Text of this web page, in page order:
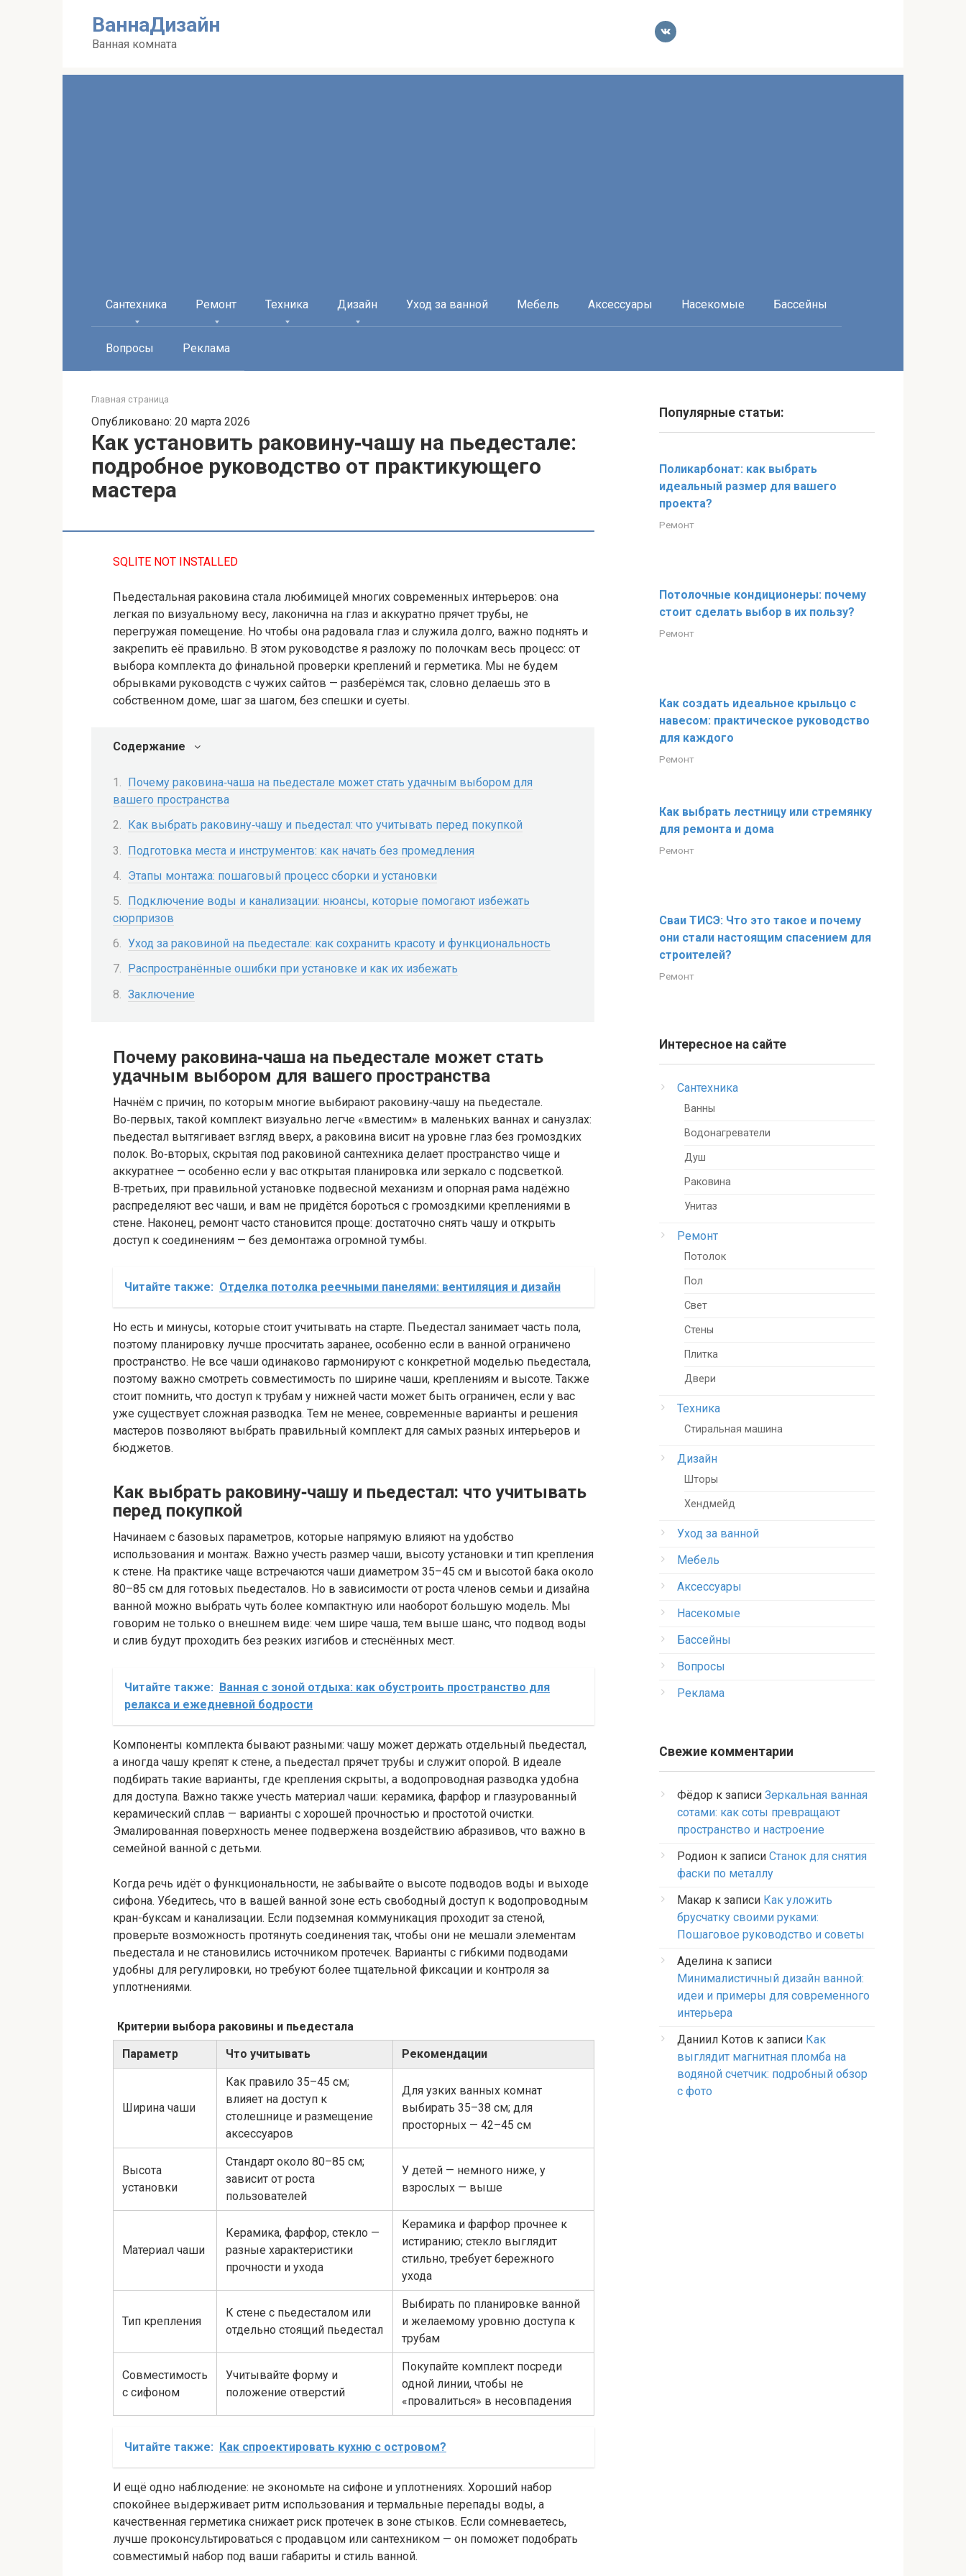
ВаннаДизайн
Ванная комната
Сантехника Ремонт Техника Дизайн Уход за ванной Мебель Аксессуары Насекомые Бассейны
Вопросы Реклама
Главная страница
Опубликовано: 20 марта 2026
Как установить раковину‑чашу на пьедестале:
подробное руководство от практикующего
мастера
SQLITE NOT INSTALLED
Пьедестальная раковина стала любимицей многих современных интерьеров: она
легкая по визуальному весу, лаконична на глаз и аккуратно прячет трубы, не
перегружая помещение. Но чтобы она радовала глаз и служила долго, важно поднять и
закрепить её правильно. В этом руководстве я разложу по полочкам весь процесс: от
выбора комплекта до финальной проверки креплений и герметика. Мы не будем
обрывками руководств с чужих сайтов — разберёмся так, словно делаешь это в
собственном доме, шаг за шагом, без спешки и суеты.
Содержание
Почему раковина‑чаша на пьедестале может стать удачным выбором для
вашего пространства
Как выбрать раковину‑чашу и пьедестал: что учитывать перед покупкой
Подготовка места и инструментов: как начать без промедления
Этапы монтажа: пошаговый процесс сборки и установки
Подключение воды и канализации: нюансы, которые помогают избежать
сюрпризов
Уход за раковиной на пьедестале: как сохранить красоту и функциональность
Распространённые ошибки при установке и как их избежать
Заключение
Почему раковина‑чаша на пьедестале может стать
удачным выбором для вашего пространства
Начнём с причин, по которым многие выбирают раковину‑чашу на пьедестале.
Во‑первых, такой комплект визуально легче «вместим» в маленьких ваннах и санузлах:
пьедестал вытягивает взгляд вверх, а раковина висит на уровне глаз без громоздких
полок. Во‑вторых, скрытая под раковиной сантехника делает пространство чище и
аккуратнее — особенно если у вас открытая планировка или зеркало с подсветкой.
В‑третьих, при правильной установке подвесной механизм и опорная рама надёжно
распределяют вес чаши, и вам не придётся бороться с громоздкими креплениями в
стене. Наконец, ремонт часто становится проще: достаточно снять чашу и открыть
доступ к соединениям — без демонтажа огромной тумбы.
Читайте также: Отделка потолка реечными панелями: вентиляция и дизайн
Но есть и минусы, которые стоит учитывать на старте. Пьедестал занимает часть пола,
поэтому планировку лучше просчитать заранее, особенно если в ванной ограничено
пространство. Не все чаши одинаково гармонируют с конкретной моделью пьедестала,
поэтому важно смотреть совместимость по ширине чаши, креплениям и высоте. Также
стоит помнить, что доступ к трубам у нижней части может быть ограничен, если у вас
уже существует сложная разводка. Тем не менее, современные варианты и решения
мастеров позволяют выбрать правильный комплект для самых разных интерьеров и
бюджетов.
Как выбрать раковину‑чашу и пьедестал: что учитывать
перед покупкой
Начинаем с базовых параметров, которые напрямую влияют на удобство
использования и монтаж. Важно учесть размер чаши, высоту установки и тип крепления
к стене. На практике чаще встречаются чаши диаметром 35–45 см и высотой бака около
80–85 см для готовых пьедесталов. Но в зависимости от роста членов семьи и дизайна
ванной можно выбрать чуть более компактную или наоборот большую модель. Мы
говорим не только о внешнем виде: чем шире чаша, тем выше шанс, что подвод воды
и слив будут проходить без резких изгибов и стеснённых мест.
Читайте также: Ванная с зоной отдыха: как обустроить пространство для
релакса и ежедневной бодрости
Компоненты комплекта бывают разными: чашу может держать отдельный пьедестал,
а иногда чашу крепят к стене, а пьедестал прячет трубы и служит опорой. В идеале
подбирать такие варианты, где крепления скрыты, а водопроводная разводка удобна
для доступа. Важно также учесть материал чаши: керамика, фарфор и глазурованный
керамический сплав — варианты с хорошей прочностью и простотой очистки.
Эмалированная поверхность менее подвержена воздействию абразивов, что важно в
семейной ванной с детьми.
Когда речь идёт о функциональности, не забывайте о высоте подводов воды и выходе
сифона. Убедитесь, что в вашей ванной зоне есть свободный доступ к водопроводным
кран-буксам и канализации. Если подземная коммуникация проходит за стеной,
проверьте возможность протянуть соединения так, чтобы они не мешали элементам
пьедестала и не становились источником протечек. Варианты с гибкими подводами
удобны для регулировки, но требуют более тщательной фиксации и контроля за
уплотнениями.
Критерии выбора раковины и пьедестала
Параметр
Что учитывать Рекомендации
Ширина чаши
Как правило 35–45 см;
влияет на доступ к
столешнице и размещение
аксессуаров
Для узких ванных комнат
выбирать 35–38 см; для
просторных — 42–45 см
Высота
установки
Стандарт около 80–85 см;
зависит от роста
пользователей
У детей — немного ниже, у
взрослых — выше
Материал чаши
Керамика, фарфор, стекло —
разные характеристики
прочности и ухода
Керамика и фарфор прочнее к
истиранию; стекло выглядит
стильно, требует бережного
ухода
Тип крепления
К стене с пьедесталом или
отдельно стоящий пьедестал
Выбирать по планировке ванной
и желаемому уровню доступа к
трубам
Совместимость
с сифоном
Учитывайте форму и
положение отверстий
Покупайте комплект посреди
одной линии, чтобы не
«провалиться» в несовпадения
Читайте также: Как спроектировать кухню с островом?
И ещё одно наблюдение: не экономьте на сифоне и уплотнениях. Хороший набор
спокойнее выдерживает ритм использования и термальные перепады воды, а
качественная герметика снижает риск протечек в зоне стыков. Если сомневаетесь,
лучше проконсультироваться с продавцом или сантехником — он поможет подобрать
совместимый набор под ваши габариты и стиль ванной.
Популярные статьи:
Поликарбонат: как выбрать
идеальный размер для вашего
проекта?
Ремонт
Потолочные кондиционеры: почему
стоит сделать выбор в их пользу?
Ремонт
Как создать идеальное крыльцо с
навесом: практическое руководство
для каждого
Ремонт
Как выбрать лестницу или стремянку
для ремонта и дома
Ремонт
Сваи ТИСЭ: Что это такое и почему
они стали настоящим спасением для
строителей?
Ремонт
Интересное на сайте
Сантехника
Ванны
Водонагреватели
Душ
Раковина
Унитаз
Ремонт
Потолок
Пол
Свет
Стены
Плитка
Двери
Техника
Стиральная машина
Дизайн
Шторы
Хендмейд
Уход за ванной
Мебель
Аксессуары
Насекомые
Бассейны
Вопросы
Реклама
Свежие комментарии
Фёдор к записи Зеркальная ванная
сотами: как соты превращают
пространство и настроение
Родион к записи Станок для снятия
фаски по металлу
Макар к записи Как уложить
брусчатку своими руками:
Пошаговое руководство и советы
Аделина к записи
Минималистичный дизайн ванной:
идеи и примеры для современного
интерьера
Даниил Котов к записи Как
выглядит магнитная пломба на
водяной счетчик: подробный обзор
с фото